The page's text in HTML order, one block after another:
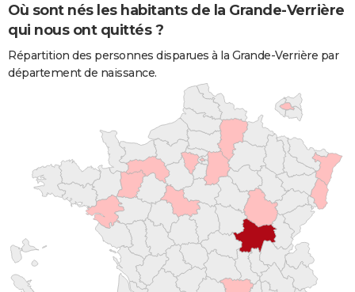
Où sont nés les habitants de la Grande-Verrière
qui nous ont quittés ?
Répartition des personnes disparues à la Grande-Verrière par
département de naissance.